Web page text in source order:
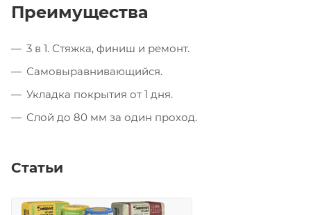
Преимущества
3 в 1. Стяжка, финиш и ремонт.
Самовыравнивающийся.
Укладка покрытия от 1 дня.
Слой до 80 мм за один проход.
Статьи